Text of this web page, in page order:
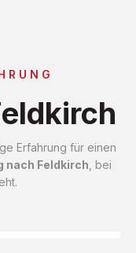
Erfahrung für einen
nach Feldkirch , bei